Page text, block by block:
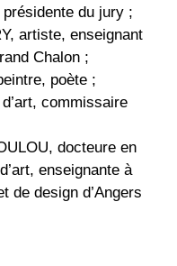
du jury ;
artiste, enseignant
Chalon ;
poète ;
commissaire
docteure en
enseignante à
de design d’Angers